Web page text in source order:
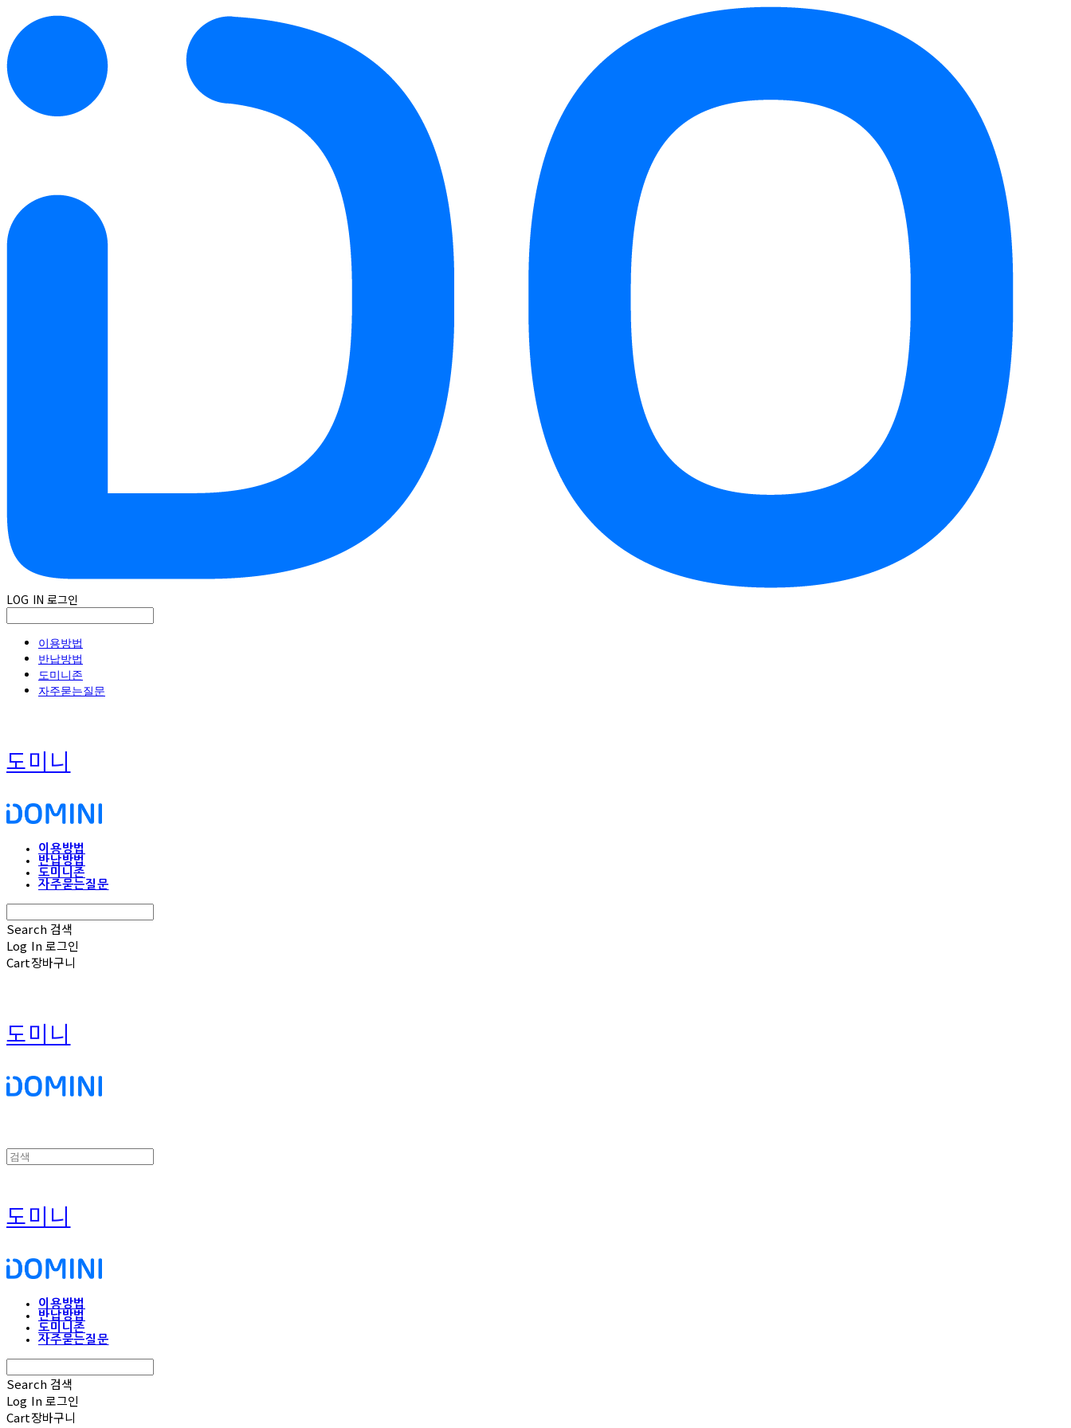
LOG IN 로그인
이용방법
반납방법
도미니존
자주묻는질문
도미니
이용방법
반납방법
도미니존
자주묻는질문
Search 검색
Log In로그인
Cart장바구니
도미니
도미니
이용방법
반납방법
도미니존
자주묻는질문
Search 검색
Log In로그인
Cart장바구니